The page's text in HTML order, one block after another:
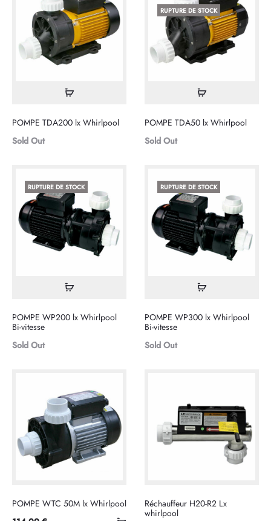
Lire
suite
POMPE TDA200 lx Whirlpool
Sold Out
RUPTURE DE STOCK
Lire
suite
POMPE TDA50 lx Whirlpool
Sold Out
RUPTURE DE STOCK
Lire
suite
POMPE WP200 lx Whirlpool
Bi-vitesse
Sold Out
RUPTURE DE STOCK
Lire
suite
POMPE WP300 lx Whirlpool
Bi-vitesse
Sold Out
POMPE WTC 50M lx Whirlpool
Réchauffeur H20-R2 Lx
whirlpool